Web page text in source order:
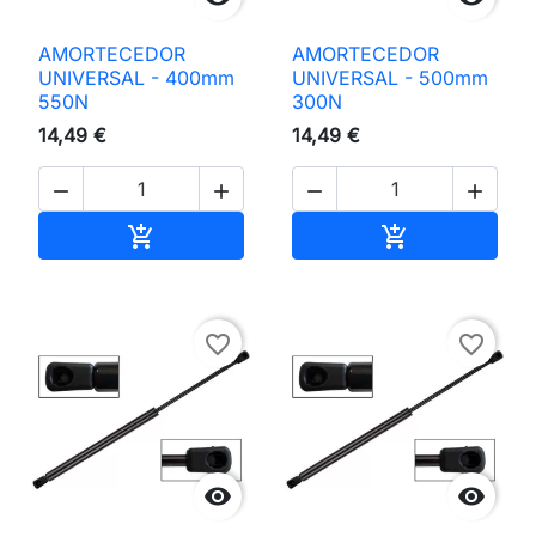
AMORTECEDOR
UNIVERSAL - 400mm
550N
14,49 €
 

AMORTECEDOR
UNIVERSAL - 500mm
300N
14,49 €
 


favorite_border

favorite_border